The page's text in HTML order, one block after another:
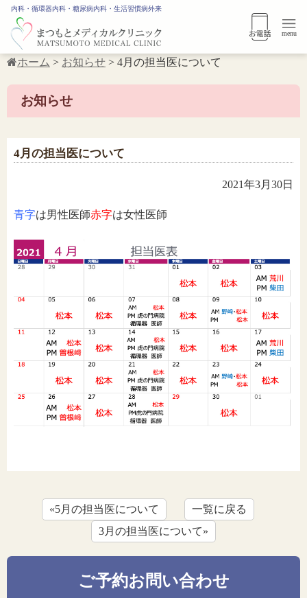
内科・循環器内科・糖尿病内科・生活習慣病外来
menu
ホーム > お知らせ > 4月の担当医について
お知らせ
4月の担当医について
2021年3月30日
青字は男性医師赤字は女性医師
«5月の担当医について
一覧に戻る
3月の担当医について»
ご予約お問い合わせ